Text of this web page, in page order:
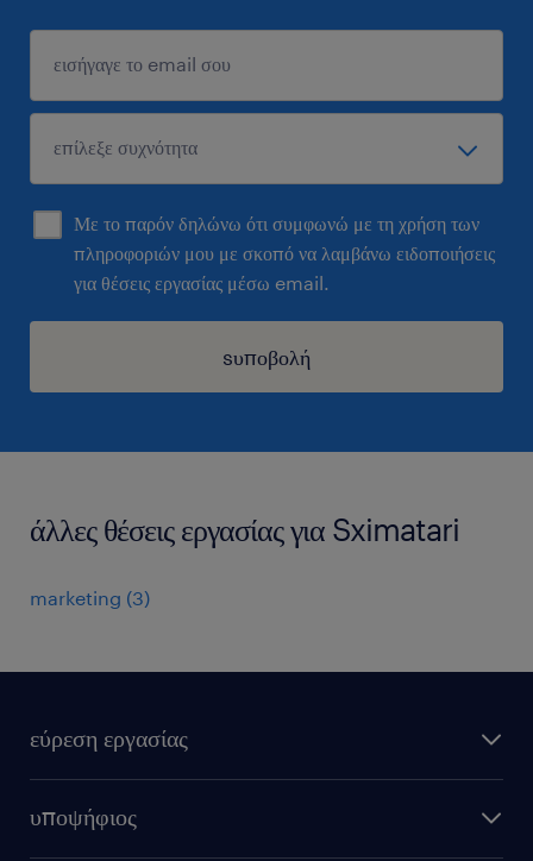
Με το παρόν δηλώνω ότι συμφωνώ με τη χρήση των
πληροφοριών μου με σκοπό να λαμβάνω ειδοποιήσεις
για θέσεις εργασίας μέσω email.
sυποβολή
άλλες θέσεις εργασίας για Sximatari
marketing (3)
εύρεση εργασίας
εξ αποστάσεως εργασία
υποψήφιος